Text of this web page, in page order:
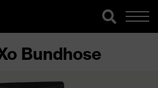
Bundhose